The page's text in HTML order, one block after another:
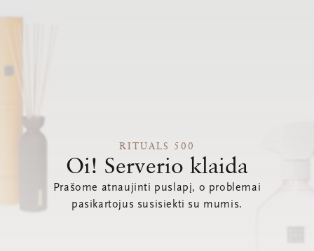
RITUALS 500
Oi! Serverio klaida
Prašome atnaujinti puslapį, o problemai
pasikartojus susisiekti su mumis.